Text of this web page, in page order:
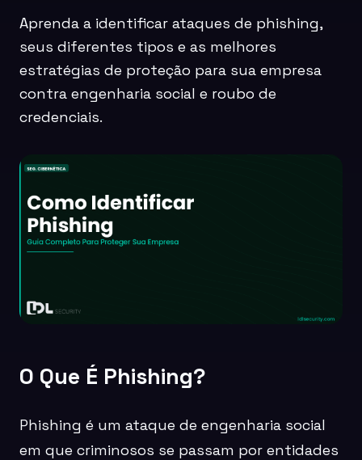
Aprenda a identificar ataques de phishing,
seus diferentes tipos e as melhores
estratégias de proteção para sua empresa
contra engenharia social e roubo de
credenciais.
O Que É Phishing?
Phishing é um ataque de engenharia social
em que criminosos se passam por entidades